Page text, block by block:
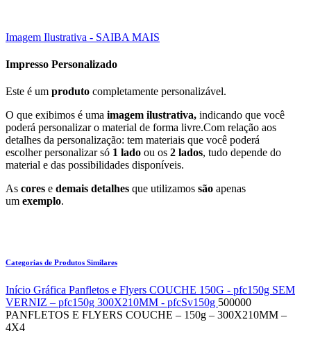
Imagem Ilustrativa - SAIBA MAIS
Impresso Personalizado
Este é um produto completamente personalizável.
O que exibimos é uma imagem ilustrativa, indicando que você
poderá personalizar o material de forma livre.Com relação aos
detalhes da personalização: tem materiais que você poderá
escolher personalizar só 1 lado ou os 2 lados, tudo depende do
material e das possibilidades disponíveis.
As cores e demais detalhes que utilizamos são apenas
um exemplo.
Categorias de Produtos Similares
Início Gráfica Panfletos e Flyers COUCHE 150G - pfc150g SEM
VERNIZ – pfc150g 300X210MM - pfcSv150g 500000
PANFLETOS E FLYERS COUCHE – 150g – 300X210MM –
4X4